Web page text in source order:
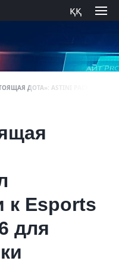
ққ
ДОТА»: ASTINI
к Esports
для